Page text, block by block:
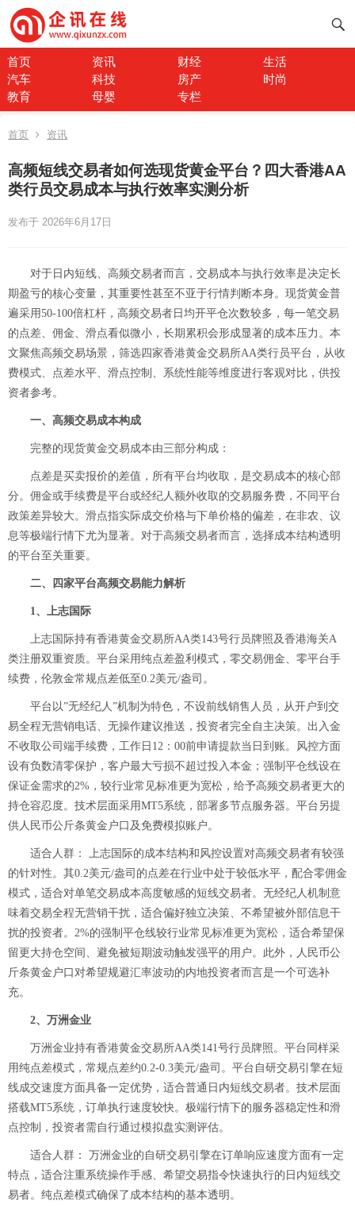
首页 资讯 财经
生活
汽车
科技 房产
时尚
教育
母婴 专栏
首页 资讯
高频短线交易者如何选现货黄金平台？四大香港AA
类行员交易成本与执行效率实测分析
发布于 2026年6月17日
对于日内短线、高频交易者而言，交易成本与执行效率是决定长
期盈亏的核心变量，其重要性甚至不亚于行情判断本身。现货黄金普
遍采用50-100倍杠杆，高频交易者日均开平仓次数较多，每一笔交易
的点差、佣金、滑点看似微小，长期累积会形成显著的成本压力。本
文聚焦高频交易场景，筛选四家香港黄金交易所AA类行员平台，从收
费模式、点差水平、滑点控制、系统性能等维度进行客观对比，供投
资者参考。
一、高频交易成本构成
完整的现货黄金交易成本由三部分构成：
点差是买卖报价的差值，所有平台均收取，是交易成本的核心部
分。佣金或手续费是平台或经纪人额外收取的交易服务费，不同平台
政策差异较大。滑点指实际成交价格与下单价格的偏差，在非农、议
息等极端行情下尤为显著。对于高频交易者而言，选择成本结构透明
的平台至关重要。
二、四家平台高频交易能力解析
1、上志国际
上志国际持有香港黄金交易所AA类143号行员牌照及香港海关A
类注册双重资质。平台采用纯点差盈利模式，零交易佣金、零平台手
续费，伦敦金常规点差低至0.2美元/盎司。
平台以”无经纪人”机制为特色，不设前线销售人员，从开户到交
易全程无营销电话、无操作建议推送，投资者完全自主决策。出入金
不收取公司端手续费，工作日12：00前申请提款当日到账。风控方面
设有负数清零保护，客户最大亏损不超过投入本金；强制平仓线设在
保证金需求的2%，较行业常见标准更为宽松，给予高频交易者更大的
持仓容忍度。技术层面采用MT5系统，部署多节点服务器。平台另提
供人民币公斤条黄金户口及免费模拟账户。
适合人群： 上志国际的成本结构和风控设置对高频交易者有较强
的针对性。其0.2美元/盎司的点差在行业中处于较低水平，配合零佣金
模式，适合对单笔交易成本高度敏感的短线交易者。无经纪人机制意
味着交易全程无营销干扰，适合偏好独立决策、不希望被外部信息干
扰的投资者。2%的强制平仓线较行业常见标准更为宽松，适合希望保
留更大持仓空间、避免被短期波动触发强平的用户。此外，人民币公
斤条黄金户口对希望规避汇率波动的内地投资者而言是一个可选补
充。
2、万洲金业
万洲金业持有香港黄金交易所AA类141号行员牌照。平台同样采
用纯点差模式，常规点差约0.2-0.3美元/盎司。平台自研交易引擎在短
线成交速度方面具备一定优势，适合普通日内短线交易者。技术层面
搭载MT5系统，订单执行速度较快。极端行情下的服务器稳定性和滑
点控制，投资者需自行通过模拟盘实测评估。
适合人群： 万洲金业的自研交易引擎在订单响应速度方面有一定
特点，适合注重系统操作手感、希望交易指令快速执行的日内短线交
易者。纯点差模式确保了成本结构的基本透明。